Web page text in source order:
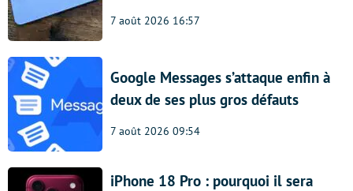
7 août 2026 16:57
Google Messages s’attaque enfin à
deux de ses plus gros défauts
7 août 2026 09:54
iPhone 18 Pro : pourquoi il sera